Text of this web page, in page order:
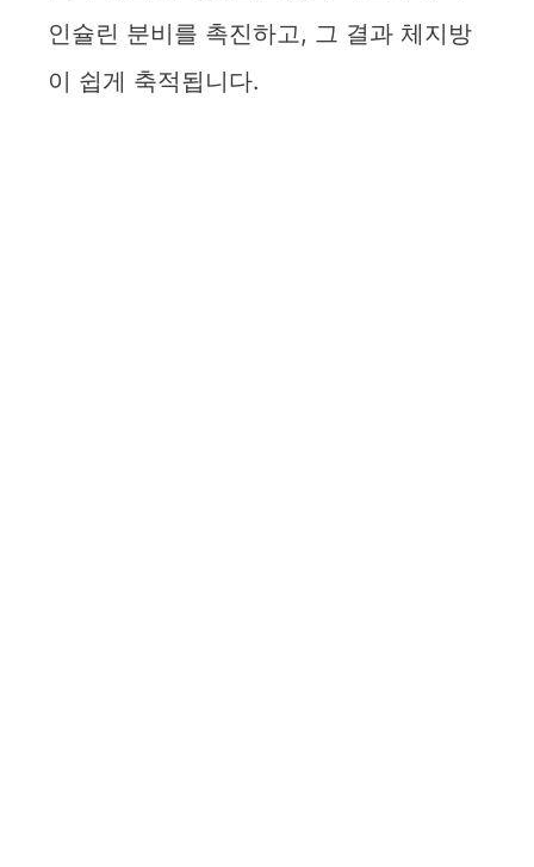
인슐린 분비를 촉진하고, 그 결과 체지방
이 쉽게 축적됩니다.